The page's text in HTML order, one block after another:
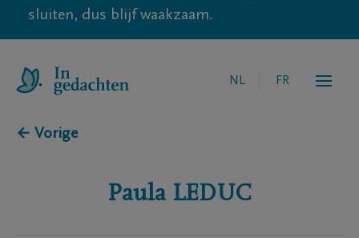
sluiten, dus blijf waakzaam.
NL FR
← Vorige
Paula LEDUC